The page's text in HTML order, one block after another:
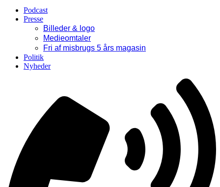
Podcast
Presse
Billeder & logo
Medieomtaler
Fri af misbrugs 5 års magasin
Politik
Nyheder